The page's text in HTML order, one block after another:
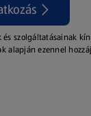
szolgáltatásainak
ezennel